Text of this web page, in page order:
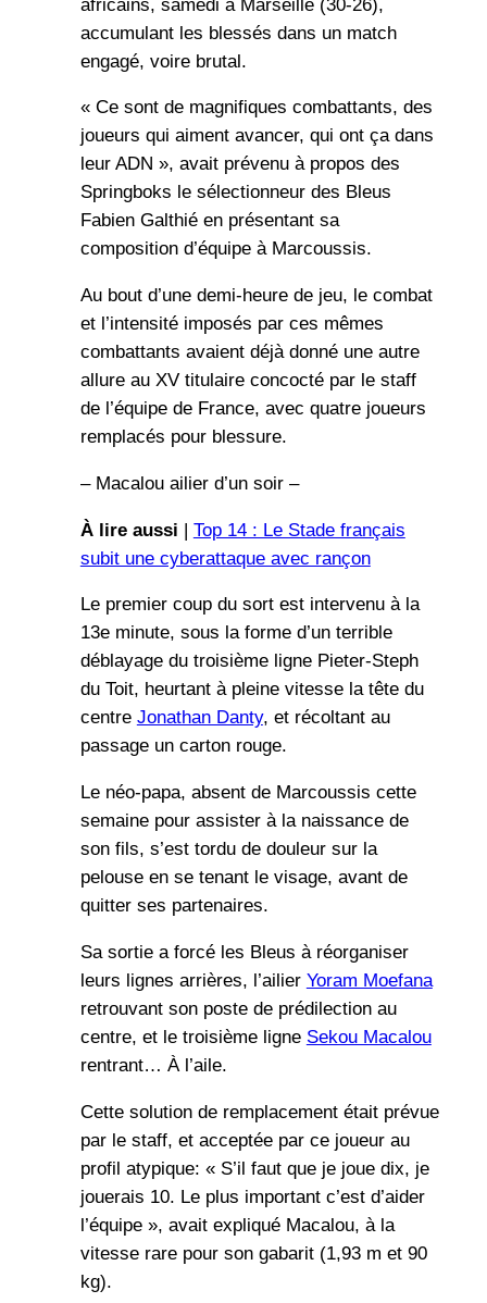
africains, samedi à Marseille (30-26),
accumulant les blessés dans un match
engagé, voire brutal.
« Ce sont de magnifiques combattants, des
joueurs qui aiment avancer, qui ont ça dans
leur ADN », avait prévenu à propos des
Springboks le sélectionneur des Bleus
Fabien Galthié en présentant sa
composition d’équipe à Marcoussis.
Au bout d’une demi-heure de jeu, le combat
et l’intensité imposés par ces mêmes
combattants avaient déjà donné une autre
allure au XV titulaire concocté par le staff
de l’équipe de France, avec quatre joueurs
remplacés pour blessure.
– Macalou ailier d’un soir –
À lire aussi | Top 14 : Le Stade français
subit une cyberattaque avec rançon
Le premier coup du sort est intervenu à la
13e minute, sous la forme d’un terrible
déblayage du troisième ligne Pieter-Steph
du Toit, heurtant à pleine vitesse la tête du
centre Jonathan Danty, et récoltant au
passage un carton rouge.
Le néo-papa, absent de Marcoussis cette
semaine pour assister à la naissance de
son fils, s’est tordu de douleur sur la
pelouse en se tenant le visage, avant de
quitter ses partenaires.
Sa sortie a forcé les Bleus à réorganiser
leurs lignes arrières, l’ailier Yoram Moefana
retrouvant son poste de prédilection au
centre, et le troisième ligne Sekou Macalou
rentrant… À l’aile.
Cette solution de remplacement était prévue
par le staff, et acceptée par ce joueur au
profil atypique: « S’il faut que je joue dix, je
jouerais 10. Le plus important c’est d’aider
l’équipe », avait expliqué Macalou, à la
vitesse rare pour son gabarit (1,93 m et 90
kg).